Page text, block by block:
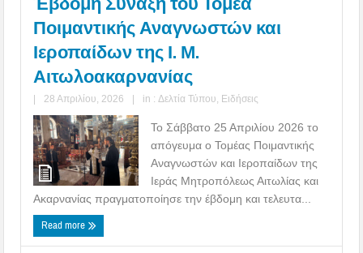
Ποιμαντικής Αναγνωστών και
Ιεροπαίδων της Ι. Μ.
Αιτωλοακαρνανίας
| 28 Απριλίου, 2026 | in : Δελτία Τύπου Ειδήσεις
Το Σάββατο 25 Απριλίου 2026 το
απόγευμα ο Τομέας Ποιμαντικής
Αναγνωστών και Ιεροπαίδων της
Ιεράς Μητροπόλεως Αιτωλίας και
Ακαρνανίας πραγματοποίησε την έβδομη και τελευτα...
Read more